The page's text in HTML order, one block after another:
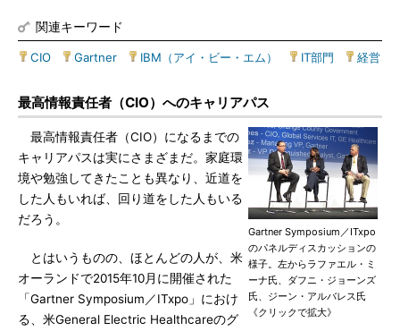
関連キーワード
CIO Gartner IBM（アイ・ビー・エム） IT部門 経営
最高情報責任者（CIO）へのキャリアパス
Gartner Symposium／ITxpo
のパネルディスカッションの
様子。左からラファエル・ミ
ーナ氏、ダフニ・ジョーンズ
氏、ジーン・アルバレス氏
《クリックで拡大》
最高情報責任者（CIO）になるまでの
キャリアパスは実にさまざまだ。家庭環
境や勉強してきたことも異なり、近道を
した人もいれば、回り道をした人もいる
だろう。
とはいうものの、ほとんどの人が、米
オーランドで2015年10月に開催された
「Gartner Symposium／ITxpo」におけ
る、米General Electric Healthcareのグ